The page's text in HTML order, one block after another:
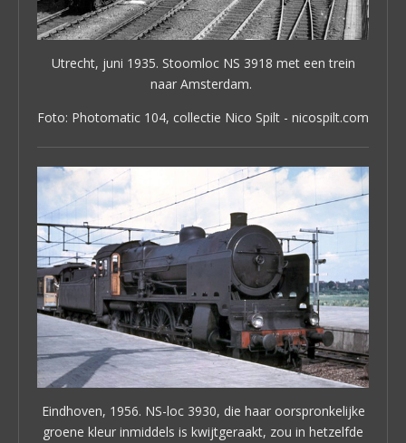
Utrecht, juni 1935. Stoomloc NS 3918 met een trein
naar Amsterdam.
Foto: Photomatic 104, collectie Nico Spilt - nicospilt.com
Eindhoven, 1956. NS-loc 3930, die haar oorspronkelijke
groene kleur inmiddels is kwijtgeraakt, zou in hetzelfde